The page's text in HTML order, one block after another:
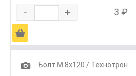
- + 3 ₽
Ä
1
Болт М 8х120 / Технотрон